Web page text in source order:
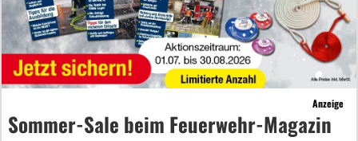
Anzeige
Sommer-Sale beim Feuerwehr-Magazin